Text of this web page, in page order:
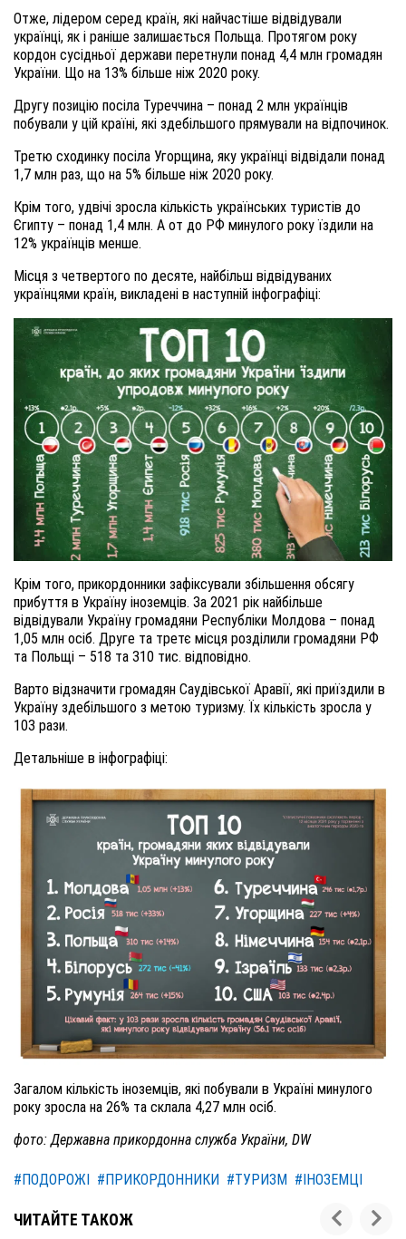
Отже, лідером серед країн, які найчастіше відвідували
українці, як і раніше залишається Польща. Протягом року
кордон сусідньої держави перетнули понад 4,4 млн громадян
України. Що на 13% більше ніж 2020 року.
Другу позицію посіла Туреччина – понад 2 млн українців
побували у цій країні, які здебільшого прямували на відпочинок.
Третю сходинку посіла Угорщина, яку українці відвідали понад
1,7 млн раз, що на 5% більше ніж 2020 року.
Крім того, удвічі зросла кількість українських туристів до
Єгипту – понад 1,4 млн. А от до РФ минулого року їздили на
12% українців менше.
Місця з четвертого по десяте, найбільш відвідуваних
українцями країн, викладені в наступній інфографіці:
Крім того, прикордонники зафіксували збільшення обсягу
прибуття в Україну іноземців. За 2021 рік найбільше
відвідували Україну громадяни Республіки Молдова – понад
1,05 млн осіб. Друге та третє місця розділили громадяни РФ
та Польщі – 518 та 310 тис. відповідно.
Варто відзначити громадян Саудівської Аравії, які приїздили в
Україну здебільшого з метою туризму. Їх кількість зросла у
103 рази.
Детальніше в інфографіці:
Загалом кількість іноземців, які побували в Україні минулого
року зросла на 26% та склала 4,27 млн осіб.
фото: Державна прикордонна служба України, DW
#ПОДОРОЖІ #ПРИКОРДОННИКИ #ТУРИЗМ #ІНОЗЕМЦІ
ЧИТАЙТЕ ТАКОЖ